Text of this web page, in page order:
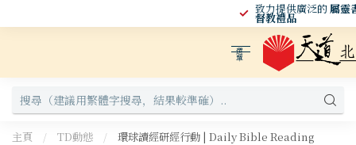
致力提供廣泛的屬靈
督教禮品
選
單
主頁 / TD動態 / 環球讀經研經行動 | Daily Bible Reading